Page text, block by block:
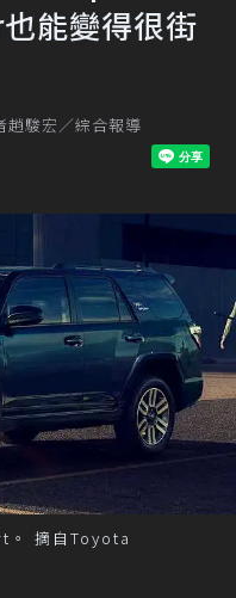
能變得很街
趙駿宏／綜合報導
。 摘自Toyota